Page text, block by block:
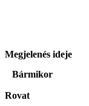
Megjelenés ideje
Bármikor
Rovat